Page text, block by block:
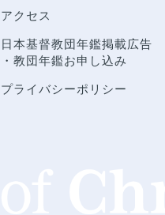
アクセス
日本基督教団年鑑掲載広告
・教団年鑑お申し込み
プライバシーポリシー